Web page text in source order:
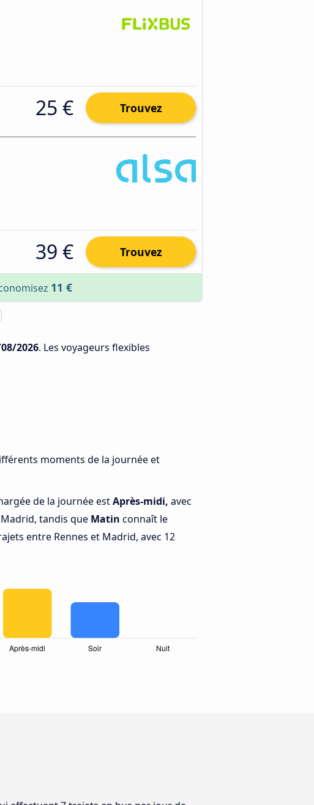
25 € Trouvez
39 € Trouvez
11 €
2026. Les voyageurs flexibles
moments de la journée et
de la journée estAprès-midi, avec
tandis que Matin connaît le
entre Rennes et Madrid, avec 12